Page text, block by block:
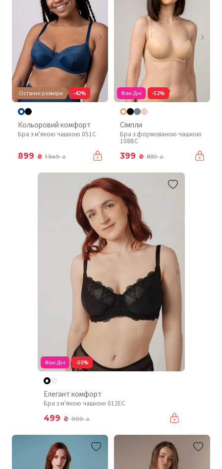
Останні розміри -42%
Кольоровий комфорт
Бра з м'якою чашкою 051C
899 ₴ 1 549₴
Фан Дні -52%
Сімпли
Бра з формованою чашкою
108BC
399 ₴ 839₴
Фан Дні -50%
Елегант комфорт
Бра з м'якою чашкою 012EC
499 ₴ 999₴